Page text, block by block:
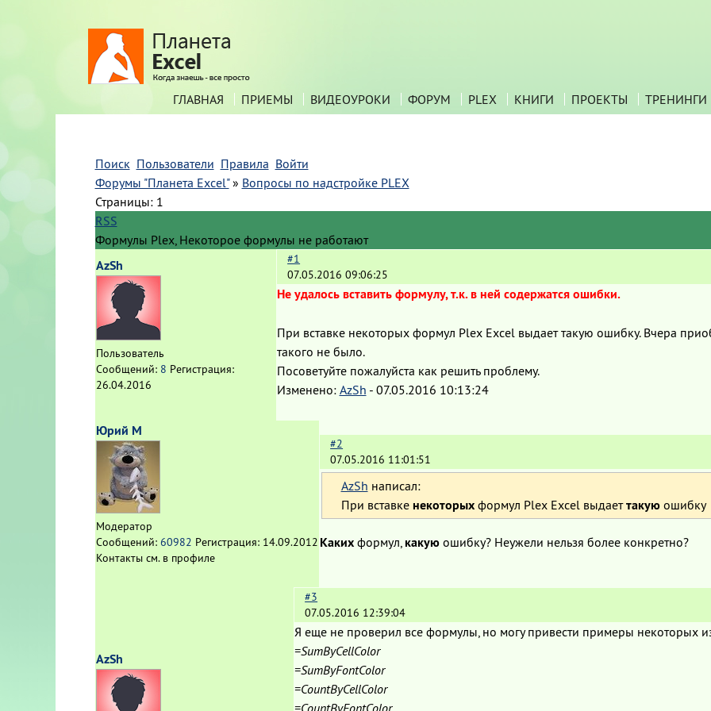
ГЛАВНАЯ ПРИЕМЫ ВИДЕОУРОКИ ФОРУМ PLEX КНИГИ ПРОЕКТЫ ТРЕНИНГИ
Поиск Пользователи Правила Войти
Форумы "Планета Excel" » Вопросы по надстройке PLEX
Страницы: 1
RSS
Формулы Plex, Некоторое формулы не работают
AzSh
Пользователь
Сообщений: 8 Регистрация:
26.04.2016
#1
07.05.2016 09:06:25
Не удалось вставить формулу, т.к. в ней содержатся ошибки.
При вставке некоторых формул Plex Excel выдает такую ошибку. Вчера
такого не было.
Посоветуйте пожалуйста как решить проблему.
Изменено: AzSh - 07.05.2016 10:13:24
Юрий М
Модератор
Сообщений: 60982 Регистрация: 14.09.2012
Контакты см. в профиле
#2
07.05.2016 11:01:51
AzSh написал:
При вставке некоторыхформул Plex Excel выдаеттакуюошибку
Какихформул, какуюошибку? Неужели нельзя более конкретно?
AzSh
#3
07.05.2016 12:39:04
Я еще не проверил все формулы, но могу привести примеры некоторых
=SumByCellColor
=SumByFontColor
=CountByCellColor
=CountByFontColor